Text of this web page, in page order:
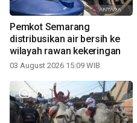
Pemkot Semarang
distribusikan air bersih ke
wilayah rawan kekeringan
03 August 2026 15:09 WIB